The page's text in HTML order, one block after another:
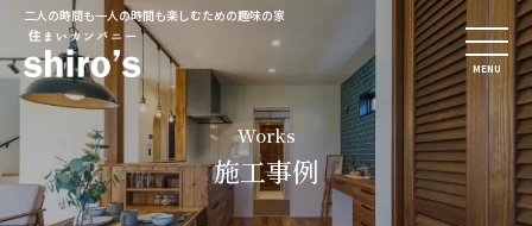
二人の時間も一人の時間も楽しむための趣味の家
MENU
Works
施工事例